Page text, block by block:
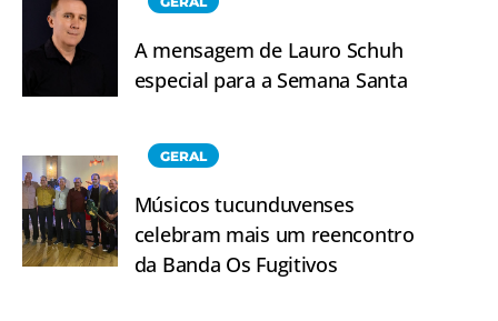
A mensagem de Lauro Schuh
especial para a Semana Santa
GERAL
Músicos tucunduvenses
celebram mais um reencontro
da Banda Os Fugitivos